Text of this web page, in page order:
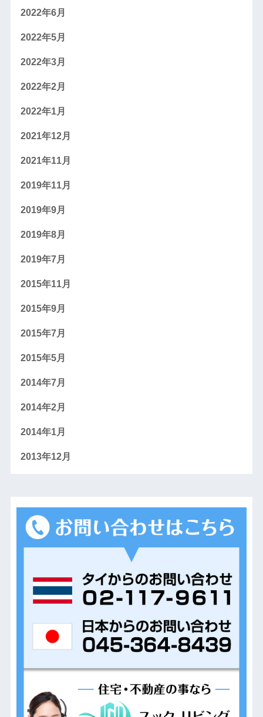
2022年6月
2022年5月
2022年3月
2022年2月
2022年1月
2021年12月
2021年11月
2019年11月
2019年9月
2019年8月
2019年7月
2015年11月
2015年9月
2015年7月
2015年5月
2014年7月
2014年2月
2014年1月
2013年12月